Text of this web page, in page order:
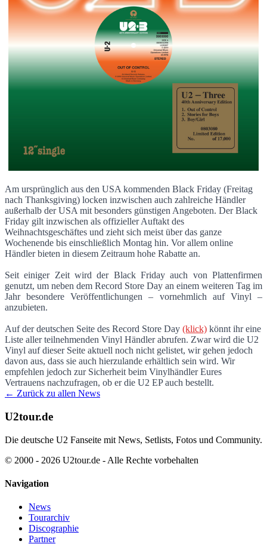
Am ursprünglich aus den USA kommenden Black Friday (Freitag
nach Thanksgiving) locken inzwischen auch zahlreiche Händler
außerhalb der USA mit besonders günstigen Angeboten. Der Black
Friday gilt inzwischen als offizieller Auftakt des
Weihnachtsgeschäftes und zieht sich meist über das ganze
Wochenende bis einschließlich Montag hin. Vor allem online
Händler bieten in diesem Zeitraum hohe Rabatte an.
Seit einiger Zeit wird der Black Friday auch von Plattenfirmen
genutzt, um neben dem Record Store Day an einem weiteren Tag im
Jahr besondere Veröffentlichungen – vornehmlich auf Vinyl –
anzubieten.
Auf der deutschen Seite des Record Store Day (klick) könnt ihr eine
Liste aller teilnehmenden Vinyl Händler abrufen. Zwar wird die U2
Vinyl auf dieser Seite aktuell noch nicht gelistet, wir gehen jedoch
davon aus, dass sie auch hierzulande erhältlich sein wird. Wir
empfehlen jedoch zur Sicherheit beim Vinylhändler Eures
Vertrauens nachzufragen, ob er die U2 EP auch bestellt.
← Zurück zu allen News
U2tour.de
Die deutsche U2 Fanseite mit News, Setlists, Fotos und Community.
© 2000 - 2026 U2tour.de - Alle Rechte vorbehalten
Navigation
News
Tourarchiv
Discographie
Partner